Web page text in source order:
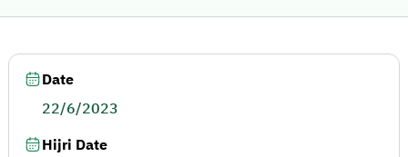
Date
22/6/2023
Hijri Date